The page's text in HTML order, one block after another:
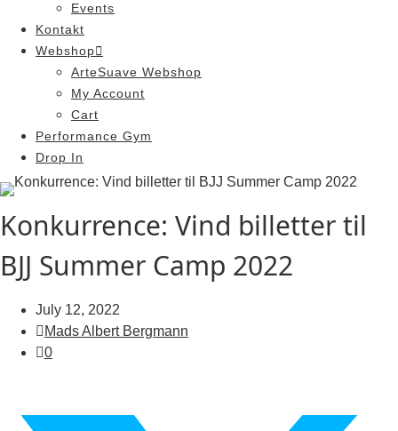
Events
Kontakt
Webshop
ArteSuave Webshop
My Account
Cart
Performance Gym
Drop In
Konkurrence: Vind billetter til
BJJ Summer Camp 2022
July 12, 2022
Mads Albert Bergmann
0